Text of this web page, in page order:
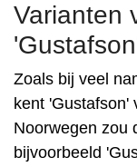
Varianten
Zoals bij veel
kent 'Gustafson'
Noorwegen zou
bijvoorbeeld